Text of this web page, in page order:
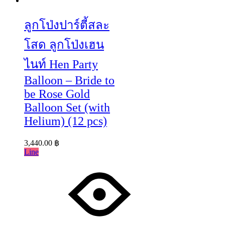
ลูกโป่งปาร์ตี้สละ
โสด ลูกโป่งเฮน
ไนท์ Hen Party
Balloon – Bride to
be Rose Gold
Balloon Set (with
Helium) (12 pcs)
3,440.00 ฿
Line